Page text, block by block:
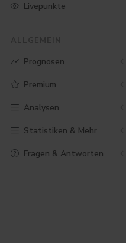
Livepunkte
Prognosen
Premium
Analysen
Statistiken & Mehr
Fragen & Antworten